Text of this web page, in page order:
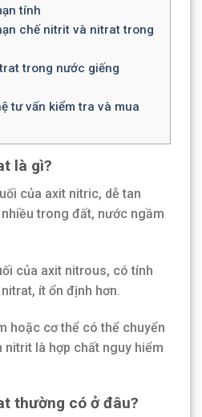
tính
chế nitrit và nitrat trong
trong nước giếng
tư vấn kiểm tra và mua
là gì?
của axit nitric, dễ tan
trong đất, nước ngầm
của axit nitrous, có tính
ít ổn định hơn.
hoặc cơ thể có thể chuyển
nitrit là hợp chất nguy hiểm
thường có ở đâu?